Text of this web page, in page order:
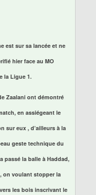
est sur sa lancée et ne
hier face au MO
la Ligue 1.
Zaalani ont démontré
en assiégeant le
sur eux , d’ailleurs à la
geste technique du
passé la balle à Haddad,
on voulant stopper la
les bois inscrivant le